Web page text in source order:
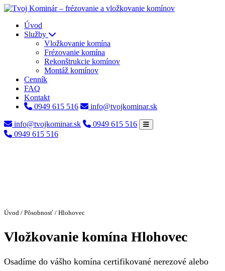
Úvod
Služby
Vložkovanie komína
Frézovanie komína
Rekonštrukcie komínov
Montáž komínov
Cenník
FAQ
Kontakt
0949 615 516
info@tvojkominar.sk
info@tvojkominar.sk
0949 615 516
0949 615 516
Úvod / Pôsobnosť / Hlohovec
Vložkovanie komína Hlohovec
Osadíme do vášho komína certifikované nerezové alebo